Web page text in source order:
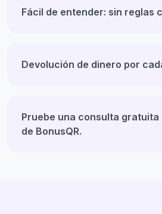
Fácil de entender: sin reglas
Devolución de dinero por
Pruebe una consulta gratuita
de BonusQR.